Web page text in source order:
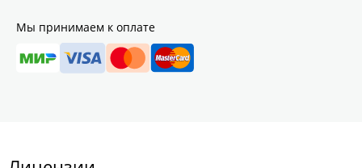
Мы принимаем к оплате